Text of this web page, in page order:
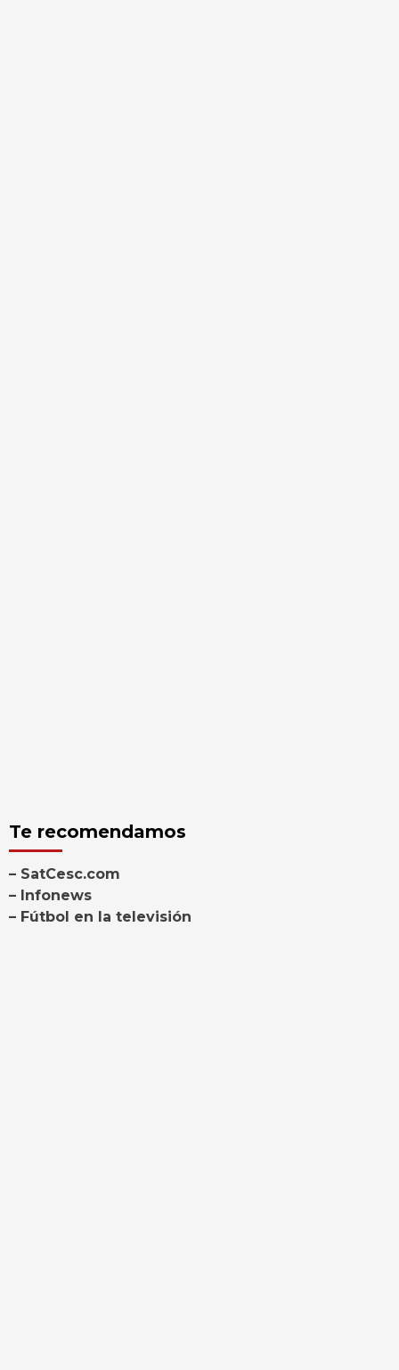
Te recomendamos
– SatCesc.com
– Infonews
– Fútbol en la televisión